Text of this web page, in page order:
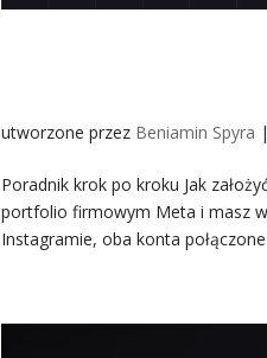
utworzone przez Beniamin Spyra
Poradnik krok po kroku Jak
portfolio firmowym Meta i masz
Instagramie, oba konta